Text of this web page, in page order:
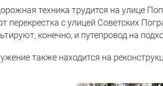
техника трудится на улице
перекрестка с улицей Советских
конечно, и путепровод на
также находится на